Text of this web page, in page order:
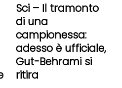
Sci – Il tramonto
di una
campionessa:
adesso è ufficiale,
Gut-Behrami si
ritira